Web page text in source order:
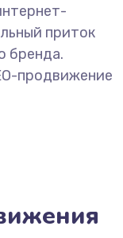
приток
бренда.
продвижение